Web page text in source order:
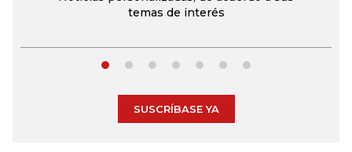
temas de interés
SUSCRÍBASE YA